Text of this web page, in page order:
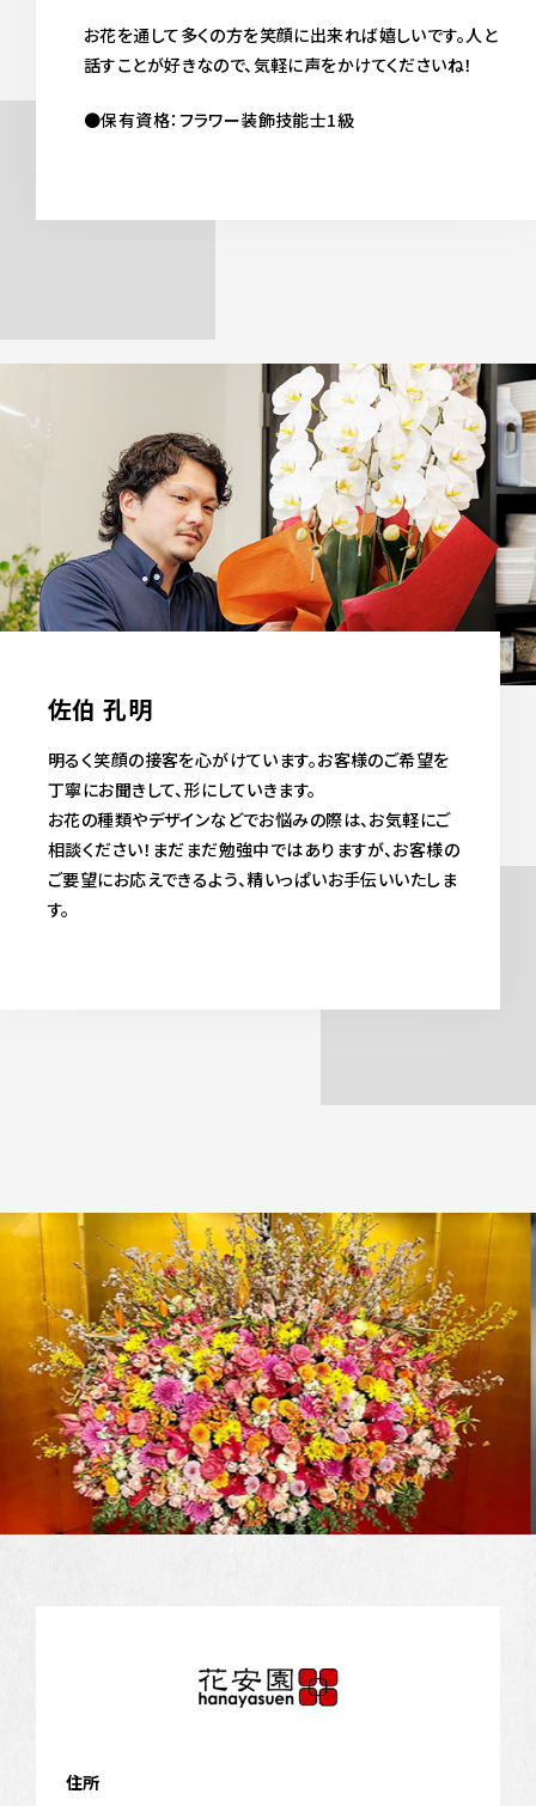
お花を通して多くの方を笑顔に出来れば嬉しいです。人と
話すことが好きなので、気軽に声をかけてくださいね！
●保有資格：フラワー装飾技能士1級
佐伯 孔明
明るく笑顔の接客を心がけています。お客様のご希望を
丁寧にお聞きして、形にしていきます。
お花の種類やデザインなどでお悩みの際は、お気軽にご
相談ください！まだまだ勉強中ではありますが、お客様の
ご要望にお応えできるよう、精いっぱいお手伝いいたしま
す。
住所